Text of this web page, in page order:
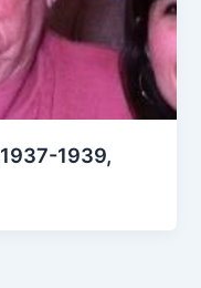
1939,